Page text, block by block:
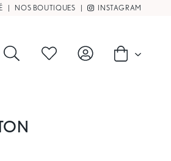
| NOS BOUTIQUES | INSTAGRAM